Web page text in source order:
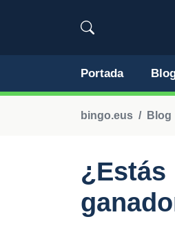
Portada
bingo.eus Blog